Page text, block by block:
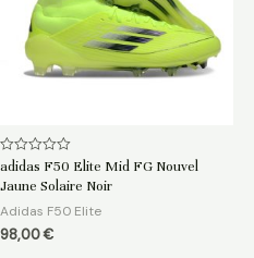
Note
sur
adidas F50 Elite Mid FG Nouvel
Jaune Solaire Noir
Adidas F50 Elite
98,00€